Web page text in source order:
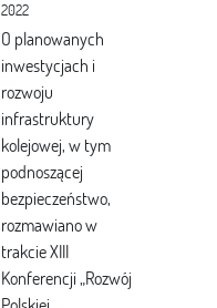
2022
O planowanych
inwestycjach i
rozwoju
infrastruktury
kolejowej, w tym
podnoszącej
bezpieczeństwo,
rozmawiano w
trakcie XIII
Konferencji „Rozwój